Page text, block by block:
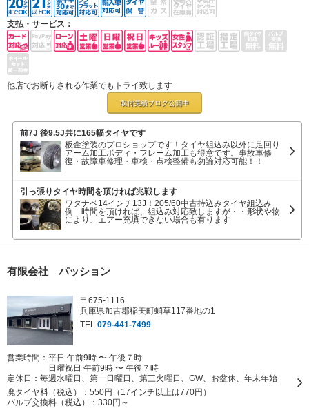
支払・サービス：
他店でお断りされる作業でもトライ致します
取付実績ブログ公開中
前7J 後9.5J共に165幅タイヤです
板金塗装のプロショップです！タイヤ組込み以外に足回り
アーム加工ボディ・フレーム加工も得意です。事故車修
復・故障車修理・車検・点検整備も勿論対応可能！！
引っ張りタイヤ時間を頂ければ兆戦します
ワタナベ14インチ13J！205/60中古持込みタイヤ組込み
例 時間を頂ければ、組込み対応致しますが・・形状や物
により、エアー充填できない場合も有ります
有限会社 パッション
〒675-1116
兵庫県加古郡稲美町蛸草117番地の1
TEL:079-441-7499
営業時間：平日 午前9時 〜 午後７時
日曜祝日 午前9時 〜 午後７時
定休日： 毎週水曜日、第一日曜日、第三火曜日、GW、お盆休、年末年始
廃タイヤ料（税込）： 550円（17インチ以上は770円）
バルブ交換料（税込）： 330円～